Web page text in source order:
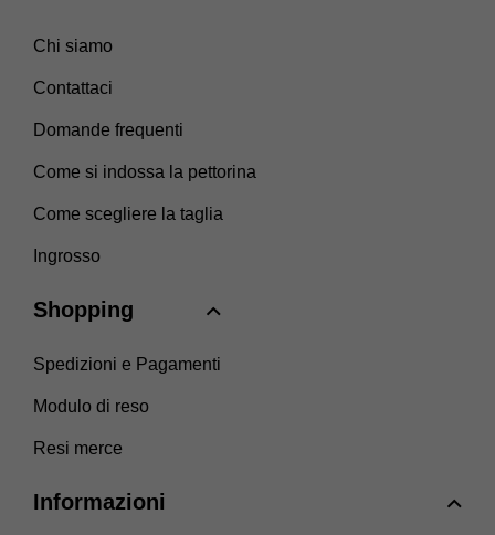
Chi siamo
Contattaci
Domande frequenti
Come si indossa la pettorina
Come scegliere la taglia
Ingrosso
Shopping
Spedizioni e Pagamenti
Modulo di reso
Resi merce
Informazioni